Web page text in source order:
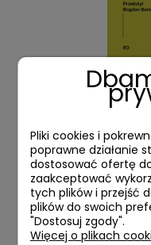
Pliki cookies i
poprawne działanie
dostosować ofertę
zaakceptować
tych plików i przejść
plików do swoich
"Dostosuj zgody".
Więcej o plikach